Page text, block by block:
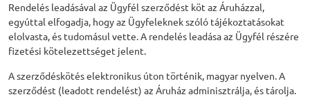
Rendelés leadásával az Ügyfél szerződést köt az Áruházzal,
egyúttal elfogadja, hogy az Ügyfeleknek szóló tájékoztatásokat
elolvasta, és tudomásul vette. A rendelés leadása az Ügyfél részére
fizetési kötelezettséget jelent.
A szerződéskötés elektronikus úton történik, magyar nyelven. A
szerződést (leadott rendelést) az Áruház adminisztrálja, és tárolja.